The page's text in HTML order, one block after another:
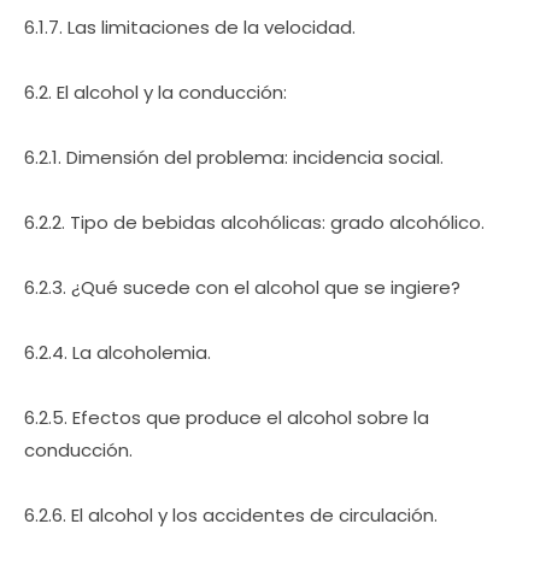
6.1.7. Las limitaciones de la velocidad.
6.2. El alcohol y la conducción:
6.2.1. Dimensión del problema: incidencia social.
6.2.2. Tipo de bebidas alcohólicas: grado alcohólico.
6.2.3. ¿Qué sucede con el alcohol que se ingiere?
6.2.4. La alcoholemia.
6.2.5. Efectos que produce el alcohol sobre la
conducción.
6.2.6. El alcohol y los accidentes de circulación.